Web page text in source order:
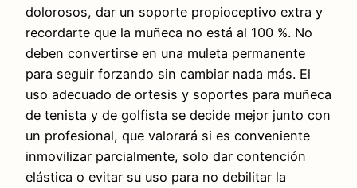
dolorosos, dar un soporte propioceptivo extra y
recordarte que la muñeca no está al 100 %. No
deben convertirse en una muleta permanente
para seguir forzando sin cambiar nada más. El
uso adecuado de ortesis y soportes para muñeca
de tenista y de golfista se decide mejor junto con
un profesional, que valorará si es conveniente
inmovilizar parcialmente, solo dar contención
elástica o evitar su uso para no debilitar la